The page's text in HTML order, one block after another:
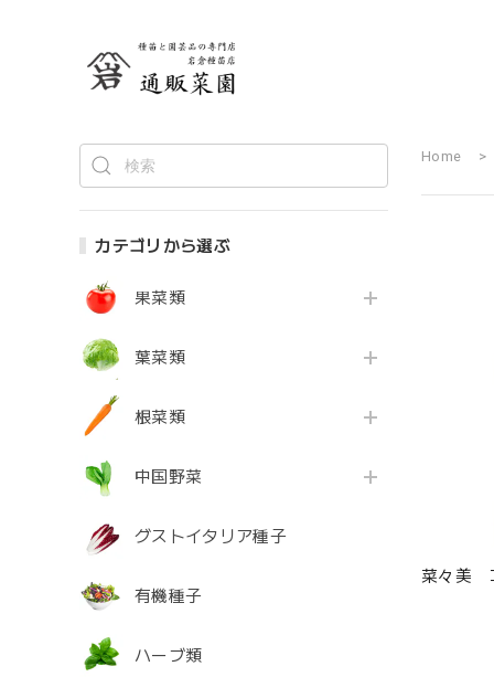
カテゴリから選ぶ
果菜類
葉菜類
根菜類
中国野菜
グストイタリア種子
有機種子
ハーブ類
Home
菜々美